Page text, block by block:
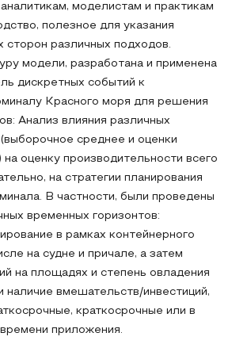
моделистам и практикам
полезное для указания
сторон различных подходов.
модели, разработана и применена
дискретных событий к
Красного моря для решения
Анализ влияния различных
среднее и оценки
на оценку производительности всего
на стратегии планирования
В частности, были проведены
временных горизонтов:
в рамках контейнерного
на судне и причале, а затем
на площадях и степень овладения
наличие вмешательств/инвестиций,
краткосрочные или в
приложения.